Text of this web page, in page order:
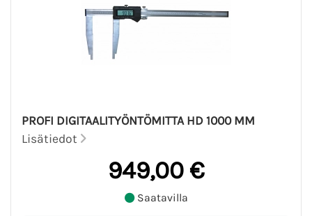
PROFI DIGITAALITYÖNTÖMITTA HD 1000 MM
Lisätiedot
949,00 €
Saatavilla